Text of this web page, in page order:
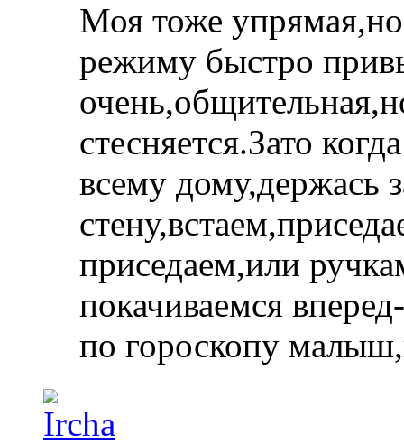
Моя тоже
режиму быстро
стесняется.Зато
всему дому,держась
приседаем,или
покачиваемся
по гороскопу